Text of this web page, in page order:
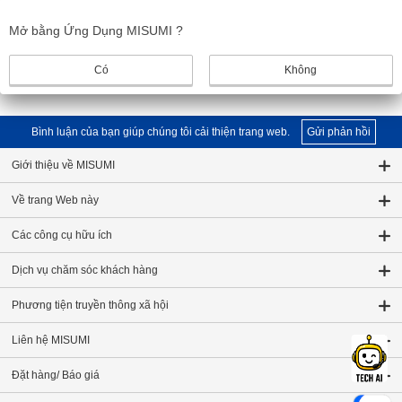
Back to MISUMI Home Page
Bình luận của bạn giúp chúng tôi cải thiện trang web. Gửi phản hồi
Giới thiệu về MISUMI
Về trang Web này
Các công cụ hữu ích
Dịch vụ chăm sóc khách hàng
Phương tiện truyền thông xã hội
Liên hệ MISUMI
Đặt hàng/ Báo giá
Mở bằng Ứng Dụng MISUMI ?
Có Không